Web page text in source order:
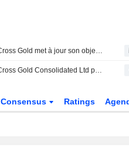
Southern Cross Gold met à jour son objectif d'exploration pour le projet d'or et d'antimoine de Victoria
Southern Cross Gold Consolidated Ltd publie les résultats de cinq forages sur le projet d'or et d'antimoine de Sunday Creek
Consensus Ratings